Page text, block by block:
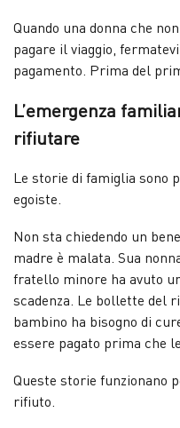
Quando una donna che
pagare il viaggio,
pagamento. Prima del
L’emergenza
rifiutare
Le storie di famiglia sono
egoiste.
Non sta chiedendo un
madre è malata. Sua
fratello minore ha avuto
scadenza. Le bollette del
bambino ha bisogno di
essere pagato prima che
Queste storie funzionano
rifiuto.